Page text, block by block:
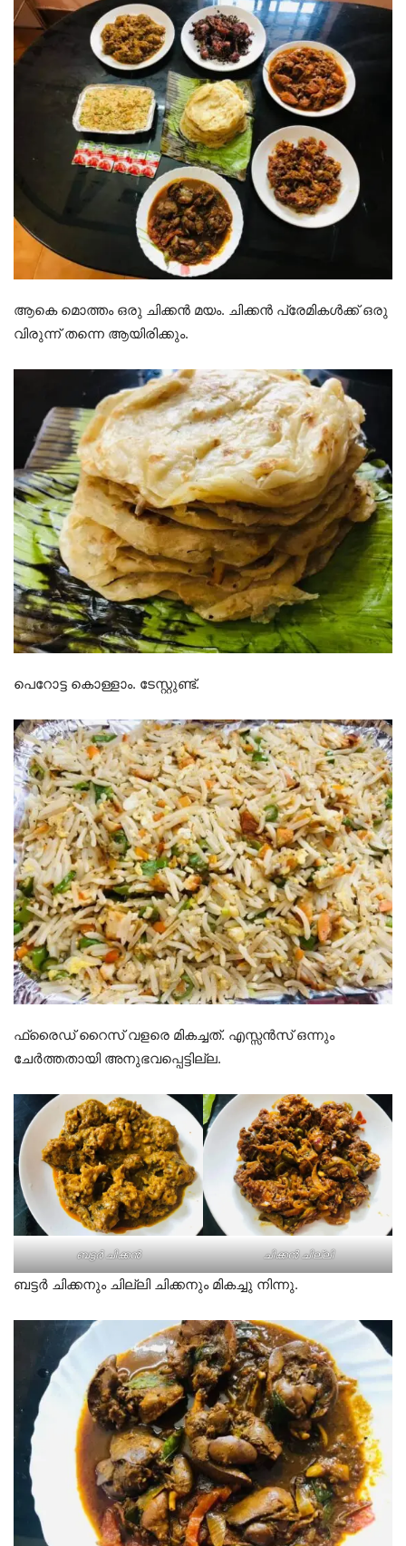
ആകെ മൊത്തം ഒരു ചിക്കൻ മയം. ചിക്കൻ പ്രേമികൾക്ക് ഒരു
വിരുന്ന് തന്നെ ആയിരിക്കും.
പെറോട്ട കൊള്ളാം. ടേസ്റ്റുണ്ട്.
ഫ്രൈഡ് റൈസ് വളരെ മികച്ചത്. എസ്സൻസ് ഒന്നും
ചേർത്തതായി അനുഭവപ്പെട്ടില്ല.
ബട്ടർ ചിക്കൻ ചിക്കൻ ചില്ലി
ബട്ടർ ചിക്കനും ചില്ലി ചിക്കനും മികച്ചു നിന്നു.